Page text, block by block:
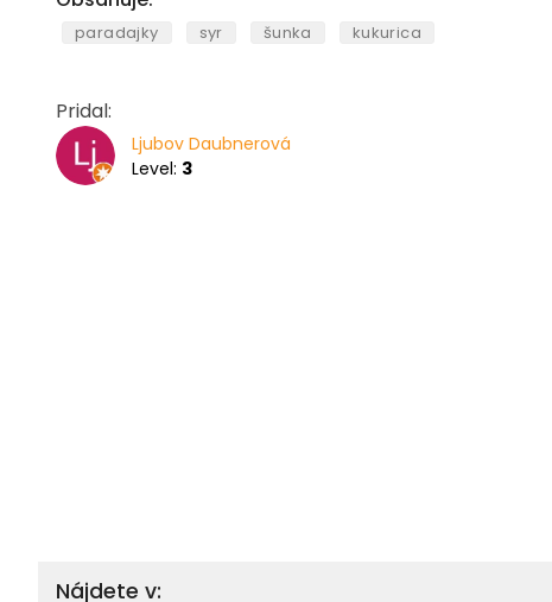
paradajky syr šunka kukurica
Pridal:
Ljubov Daubnerová
Level: 3
Nájdete v: